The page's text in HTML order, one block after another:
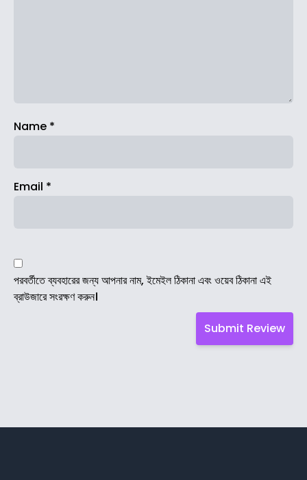
Name *
Email *
পরবর্তীতে ব্যবহারের জন্য আপনার নাম, ইমেইল ঠিকানা এবং ওয়েব ঠিকানা এই
ব্রাউজারে সংরক্ষণ করুন।